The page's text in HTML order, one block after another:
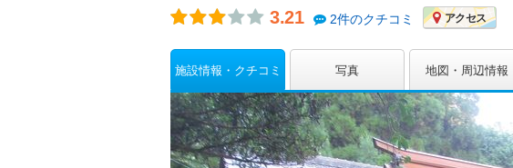
3.21 2件のクチコミ アクセス
施設情報・クチコミ 写真 地図・周辺情報